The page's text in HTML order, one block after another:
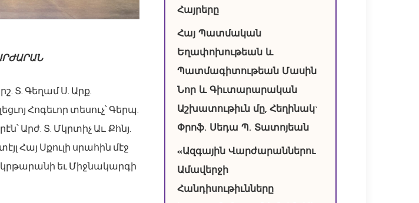
Տ. Գեղամ Ս. Արք.
Հոգեւոր տեսուչ՝ Գերպ.
Արժ. Տ. Մկրտիչ Աւ. Քհնյ.
Հայ Սքուլի սրահին մէջ
եւ Միջնակարգի
Հայրերը
Հայ Պատմական
Եղափոխութեան և
Պատմագիտութեան Մասին
Նոր և Գիւտարարական
Աշխատութիւն մը, Հեղինակ`
Փրոֆ. Սեդա Պ. Տատոյեան
«Ազգային Վարժարաններու
Ամավերջի
Հանդիսութիւնները